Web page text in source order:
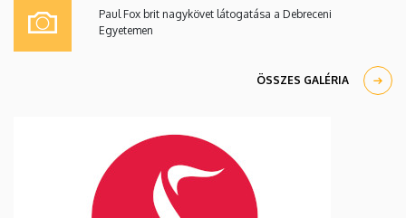
Paul Fox brit nagykövet látogatása a Debreceni
Egyetemen
ÖSSZES GALÉRIA